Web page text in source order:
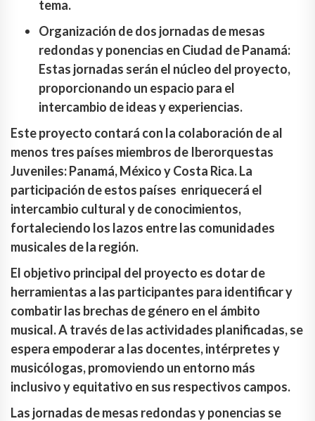
tema.
Organización de dos jornadas de mesas
redondas y ponencias en Ciudad de Panamá:
Estas jornadas serán el núcleo del proyecto,
proporcionando un espacio para el
intercambio de ideas y experiencias.
Este proyecto contará con la colaboración de al
menos tres países miembros de Iberorquestas
Juveniles: Panamá, México y Costa Rica. La
participación de estos países enriquecerá el
intercambio cultural y de conocimientos,
fortaleciendo los lazos entre las comunidades
musicales de la región.
El objetivo principal del proyecto es dotar de
herramientas a las participantes para identificar y
combatir las brechas de género en el ámbito
musical. A través de las actividades planificadas, se
espera empoderar a las docentes, intérpretes y
musicólogas, promoviendo un entorno más
inclusivo y equitativo en sus respectivos campos.
Las jornadas de mesas redondas y ponencias se